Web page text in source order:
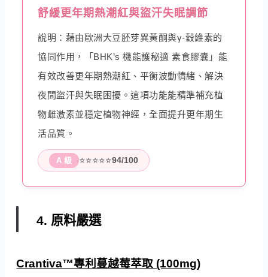
舒緩更年期熱潮紅與盜汗失眠調節
說明：藉由歐洲大豆胚芽異黃酮與γ-穀維素的
協同作用，「BHK’s 機能護秘適 素食膠囊」能
有效改善更年期熱潮紅、平衡波動情緒、解決
夜間盜汗與失眠困擾。這項功能能精準補充植
物雌激素並穩定植物神經，全面提升更年期生
活品質。
A 級 ⭐⭐⭐⭐⭐94/100
4. 原料嚴選
Crantiva™專利蔓越莓萃取 (100mg)